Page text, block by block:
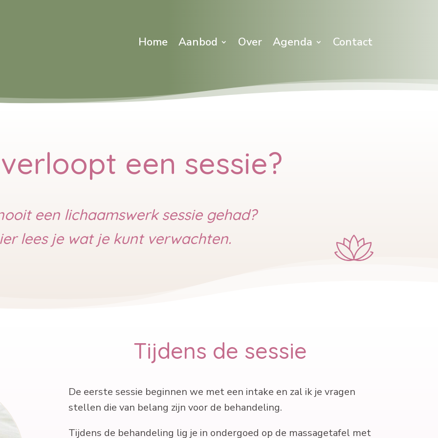
Home Aanbod Over Agenda Contact
een sessie?
een lichaamswerk sessie gehad?
lees je wat je kunt verwachten.
Tijdens de sessie
De eerste sessie beginnen we met een intake en zal ik je vragen
stellen die van belang zijn voor de behandeling.
Tijdens de behandeling lig je in ondergoed op de massagetafel met